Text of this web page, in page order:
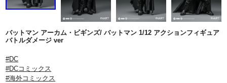
バットマン アーカム・ビギンズ/ バットマン 1/12 アクションフィギュア
バトルダメージ ver
#DC
#DCコミックス
#海外コミックス